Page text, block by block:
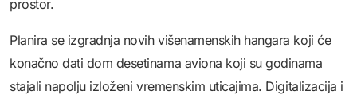
prostor.
Planira se izgradnja novih višenamenskih hangara koji će
konačno dati dom desetinama aviona koji su godinama
stajali napolju izloženi vremenskim uticajima. Digitalizacija i